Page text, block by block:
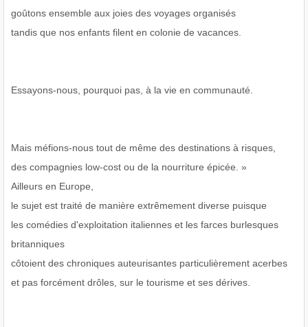
goûtons ensemble aux joies des voyages organisés
tandis que nos enfants filent en colonie de vacances.
Essayons-nous, pourquoi pas, à la vie en communauté.
Mais méfions-nous tout de même des destinations à risques,
des compagnies low-cost ou de la nourriture épicée. »
Ailleurs en Europe,
le sujet est traité de manière extrêmement diverse puisque
les comédies d'exploitation italiennes et les farces burlesques
britanniques
côtoient des chroniques auteurisantes particulièrement acerbes
et pas forcément drôles, sur le tourisme et ses dérives.